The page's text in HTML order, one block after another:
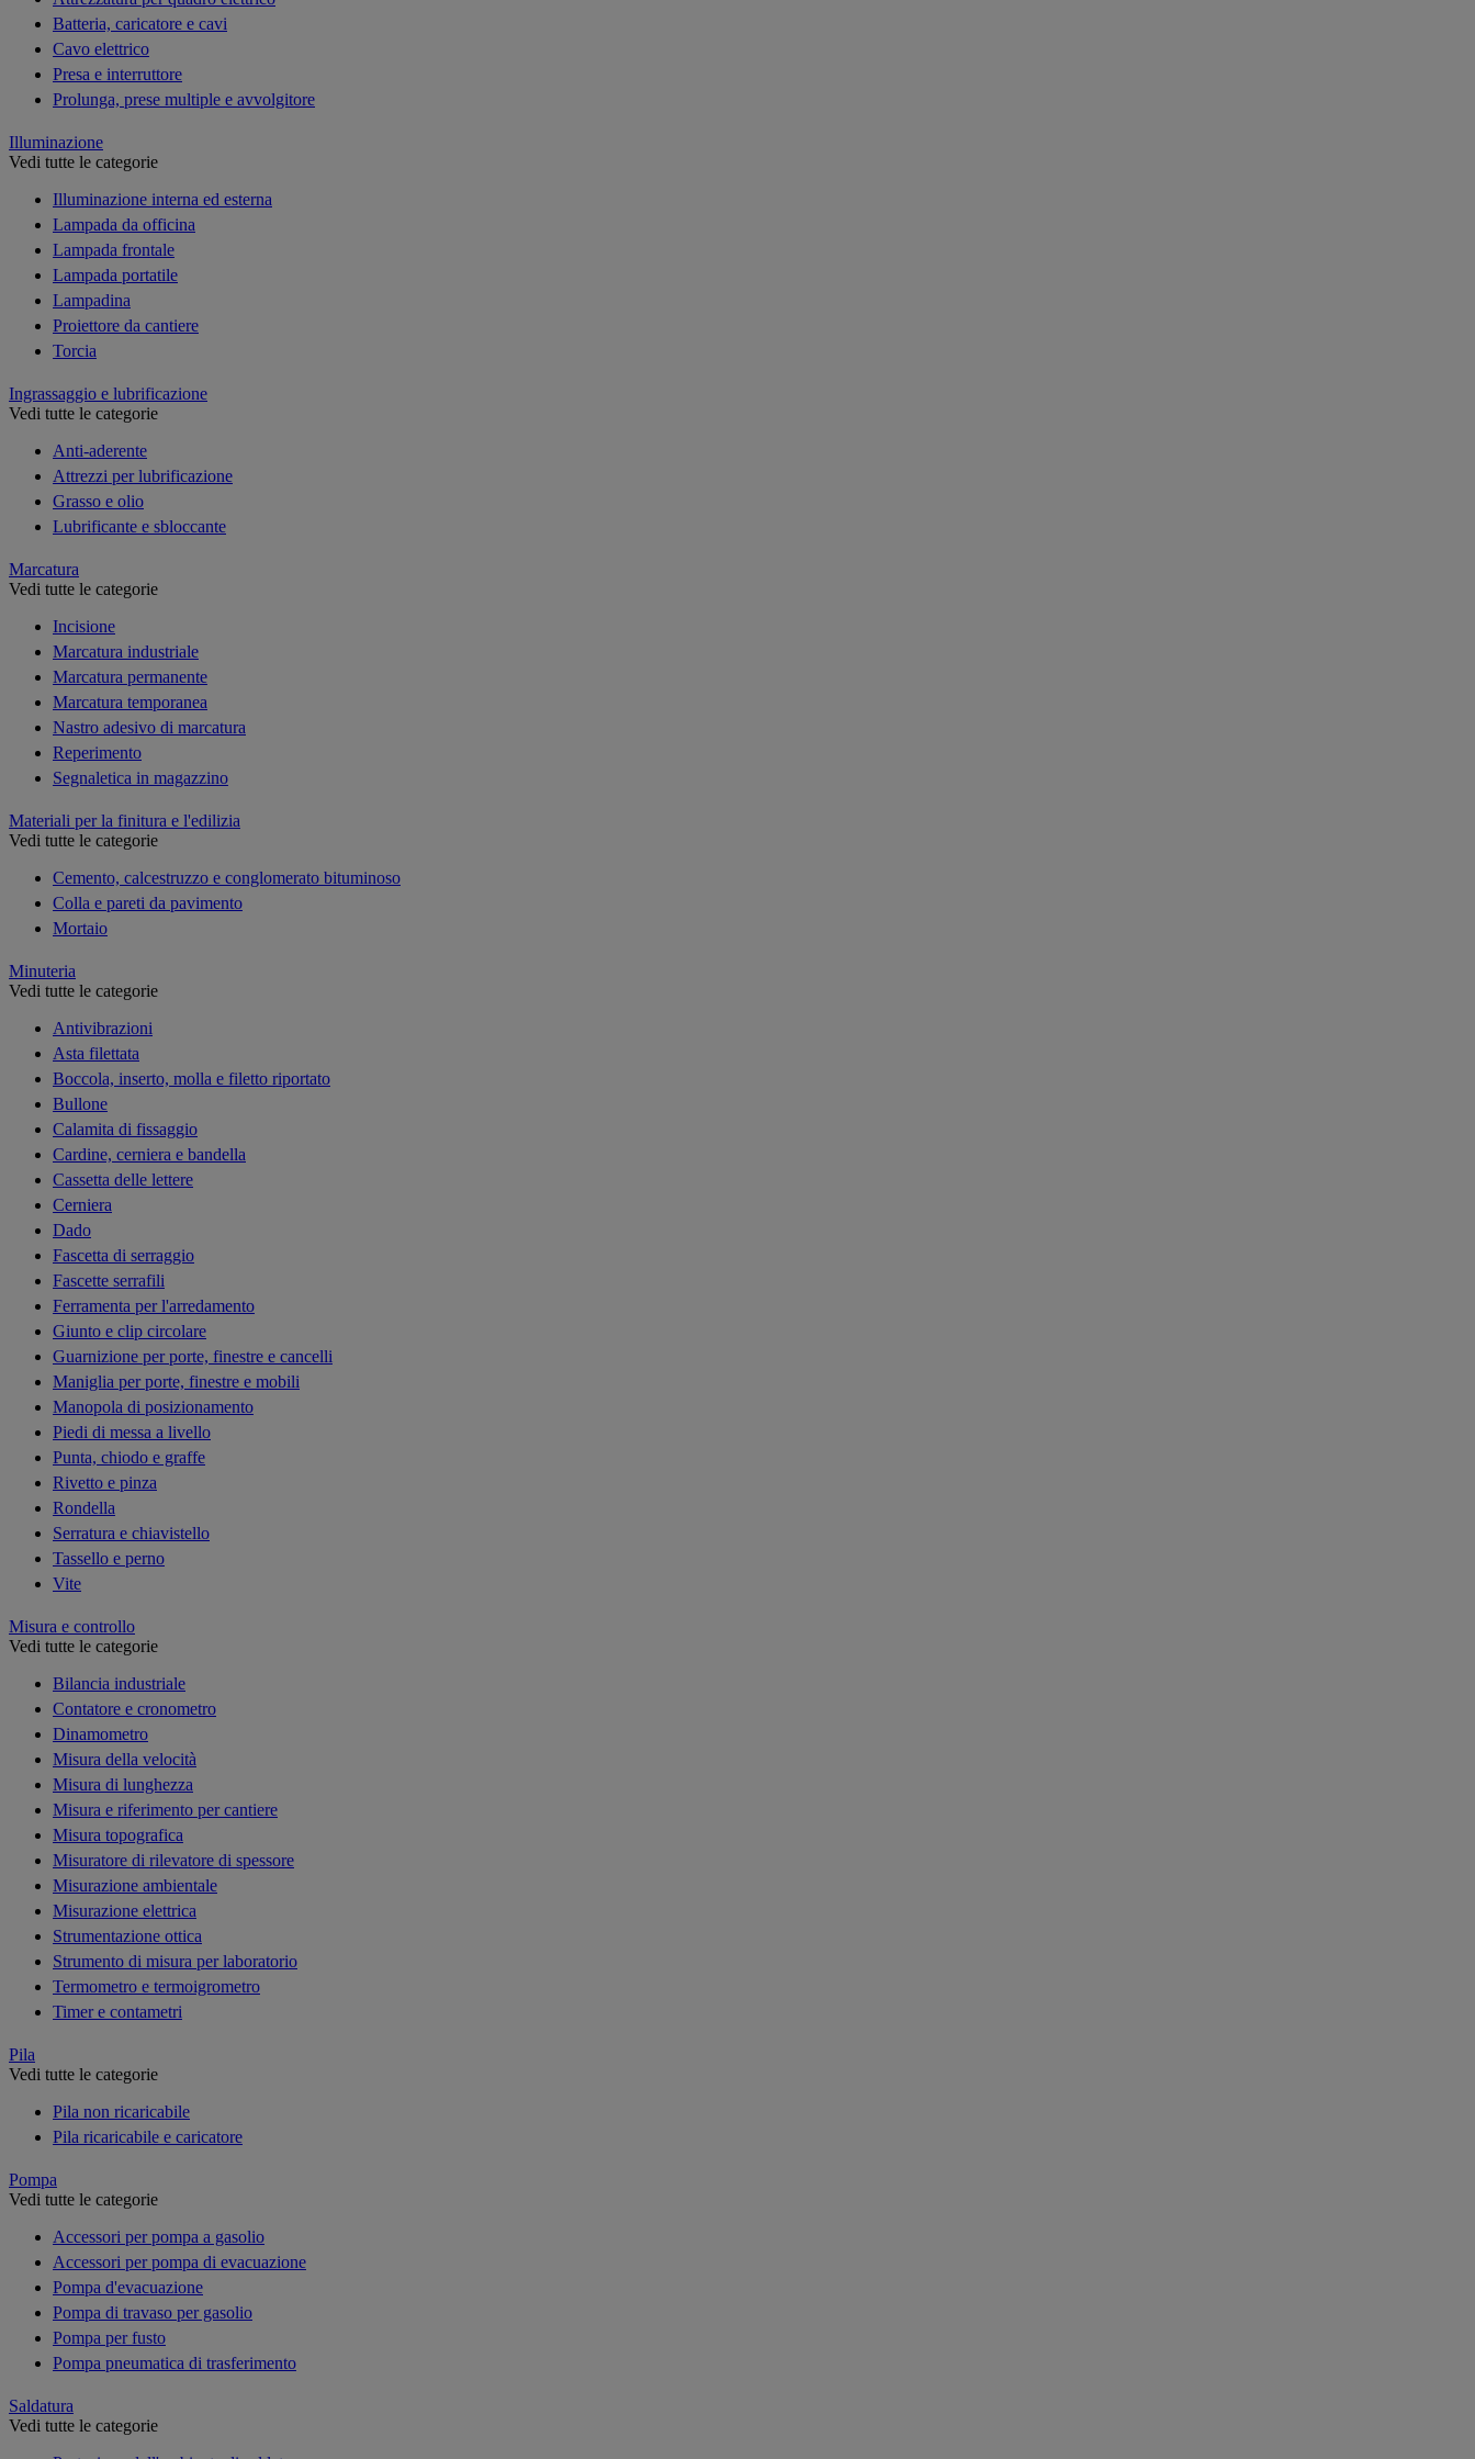
Batteria, caricatore e cavi
Cavo elettrico
Presa e interruttore
Prolunga, prese multiple e avvolgitore
Illuminazione
Vedi tutte le categorie
Illuminazione interna ed esterna
Lampada da officina
Lampada frontale
Lampada portatile
Lampadina
Proiettore da cantiere
Torcia
Ingrassaggio e lubrificazione
Vedi tutte le categorie
Anti-aderente
Attrezzi per lubrificazione
Grasso e olio
Lubrificante e sbloccante
Marcatura
Vedi tutte le categorie
Incisione
Marcatura industriale
Marcatura permanente
Marcatura temporanea
Nastro adesivo di marcatura
Reperimento
Segnaletica in magazzino
Materiali per la finitura e l'edilizia
Vedi tutte le categorie
Cemento, calcestruzzo e conglomerato bituminoso
Colla e pareti da pavimento
Mortaio
Minuteria
Vedi tutte le categorie
Antivibrazioni
Asta filettata
Boccola, inserto, molla e filetto riportato
Bullone
Calamita di fissaggio
Cardine, cerniera e bandella
Cassetta delle lettere
Cerniera
Dado
Fascetta di serraggio
Fascette serrafili
Ferramenta per l'arredamento
Giunto e clip circolare
Guarnizione per porte, finestre e cancelli
Maniglia per porte, finestre e mobili
Manopola di posizionamento
Piedi di messa a livello
Punta, chiodo e graffe
Rivetto e pinza
Rondella
Serratura e chiavistello
Tassello e perno
Vite
Misura e controllo
Vedi tutte le categorie
Bilancia industriale
Contatore e cronometro
Dinamometro
Misura della velocità
Misura di lunghezza
Misura e riferimento per cantiere
Misura topografica
Misuratore di rilevatore di spessore
Misurazione ambientale
Misurazione elettrica
Strumentazione ottica
Strumento di misura per laboratorio
Termometro e termoigrometro
Timer e contametri
Pila
Vedi tutte le categorie
Pila non ricaricabile
Pila ricaricabile e caricatore
Pompa
Vedi tutte le categorie
Accessori per pompa a gasolio
Accessori per pompa di evacuazione
Pompa d'evacuazione
Pompa di travaso per gasolio
Pompa per fusto
Pompa pneumatica di trasferimento
Saldatura
Vedi tutte le categorie